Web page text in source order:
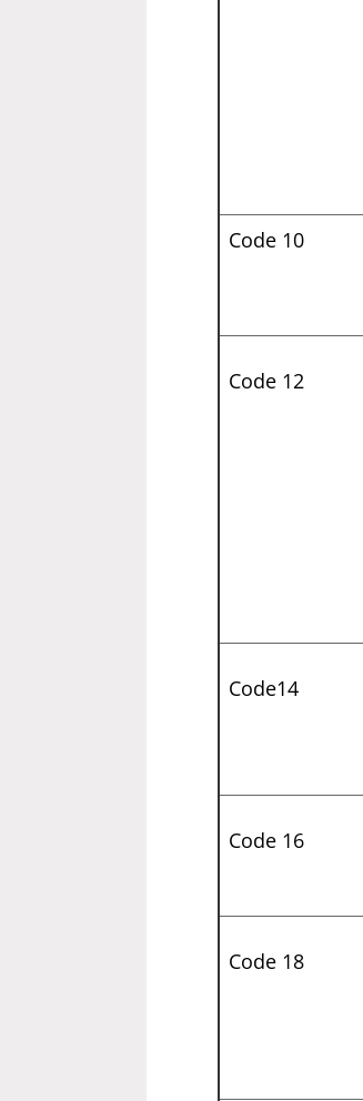
Code 10
Code 12
Code14
Code 16
Code 18